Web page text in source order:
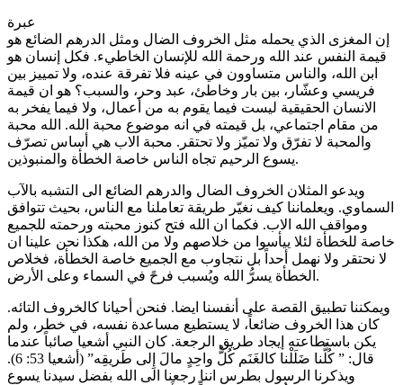
عبرة
إن المغزى الذي يحمله مثل الخروف الضال ومثل الدرهم الضائع هو
قيمة النفس عند الله ورحمة الله للإنسان الخاطيء. فكل إنسان هو
ابن الله، والناس متساوون في عينه فلا تفرقة عنده، ولا تمييز بين
فريسي وعشّار، بين بار وخاطئ، عبد وحر، والسبب؟ هو ان قيمة
الانسان الحقيقية ليست فيما يقوم به من أعمال، ولا فيما يفخر به
من مقام اجتماعي، بل قيمته في انه موضوع محبة الله. الله محبة
والمحبة لا تفرّق ولا تميّز ولا تحتقر. محبة الاب هي أساس تصرّف
يسوع الرحيم تجاه الناس خاصة الخطأة والمنبوذين.
ويدعو المثلان الخروف الضال والدرهم الضائع الى التشبه بالآب
السماوي. ويعلماننا كيف نغيّر طريقة تعاملنا مع الناس، بحيث تتوافق
ومواقف الله الاب. فكما ان الله فتح كنوز محبته ورحمته للجميع
خاصة للخطأة لئلا ييأسوا من خلاصهم ولا من الله، هكذا نحن علينا ان
لا نحتقر ولا نهمل أحداً بل نتجاوب مع الجميع خاصة الخطأة، فخلاص
الخطأة يسرُّ الله ويُسبب فرحً في السماء وعلى الأرض.
ويمكننا تطبيق القصة على أنفسنا ايضا. فنحن أحيانا كالخروف التائه.
كان هذا الخروف ضائعاً، لا يستطيع مساعدة نفسه، في خطر، ولم
يكن باستطاعته إيجاد طريق الرجعة. كان النبي أشعيا صائباً عندما
قال: ” كُلُّنا ضَلَلْنا كالغَنَم كُلُّ واحِدٍ مالَ إِلى طَريقِه” (أشعيا 53: 6).
ويذكرنا الرسول بطرس اننا رجعنا الى الله بفضل سيدنا يسوع